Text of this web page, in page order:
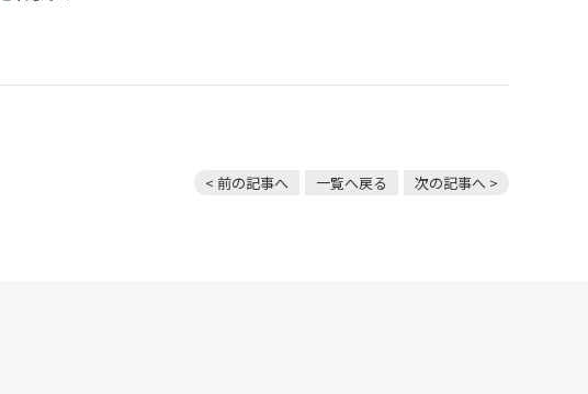
< 前の記事へ 一覧へ戻る 次の記事へ >